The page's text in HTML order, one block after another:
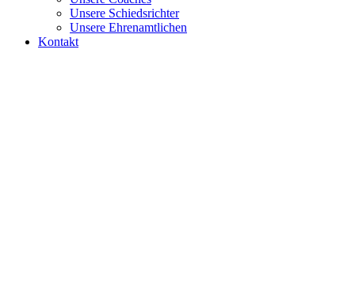
Unsere Schiedsrichter
Unsere Ehrenamtlichen
Kontakt